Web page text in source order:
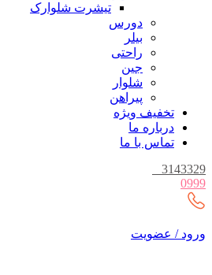
تیشرت شلوارک
دورس
بیلر
راحتی
جین
شلوار
پیراهن
تخفیف ویژه
درباره ما
تماس با ما
3143329
0999
ورود / عضویت